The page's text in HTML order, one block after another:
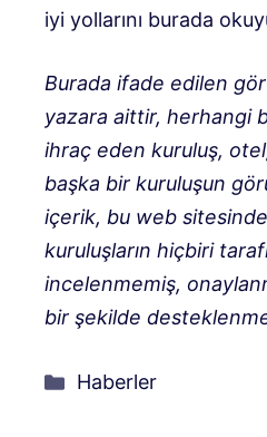
iyi yollarını burada
Burada ifade edilen
yazara aittir, herhangi
ihraç eden kuruluş,
başka bir kuruluşun
içerik, bu web
kuruluşların hiçbiri
incelenmemiş,
bir şekilde
Kategoriler
Haberler